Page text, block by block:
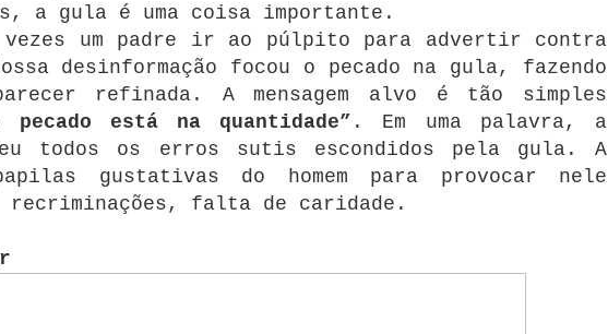
a gula é uma coisa importante.
vezes um padre ir ao púlpito para advertir contra
desinformação focou o pecado na gula, fazendo
refinada. A mensagem alvo é tão simples
pecado está na quantidade” . Em uma palavra, a
todos os erros sutis escondidos pela gula. A
gustativas do homem para provocar nele
recriminações, falta de caridade.